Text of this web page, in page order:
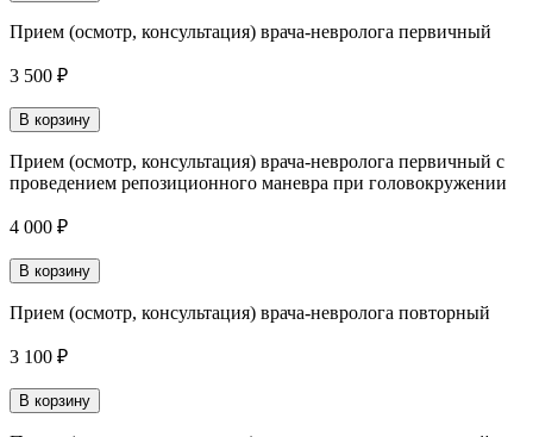
Прием (осмотр, консультация) врача-невролога первичный
3 500 ₽
В корзину
Прием (осмотр, консультация) врача-невролога первичный с
проведением репозиционного маневра при головокружении
4 000 ₽
В корзину
Прием (осмотр, консультация) врача-невролога повторный
3 100 ₽
В корзину